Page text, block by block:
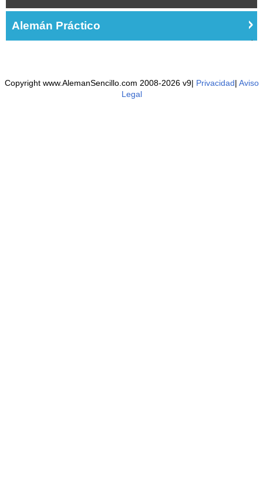
Alemán Práctico
Copyright www.AlemanSencillo.com 2008-2026 v9| Privacidad| Aviso
Legal